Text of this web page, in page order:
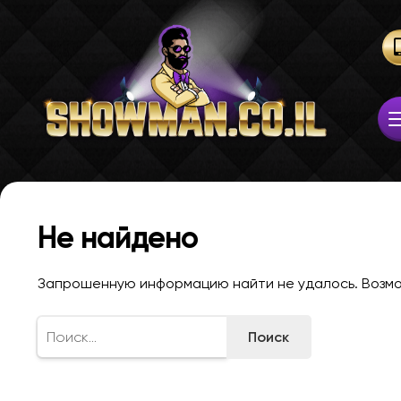
Не найдено
Запрошенную информацию найти не удалось.